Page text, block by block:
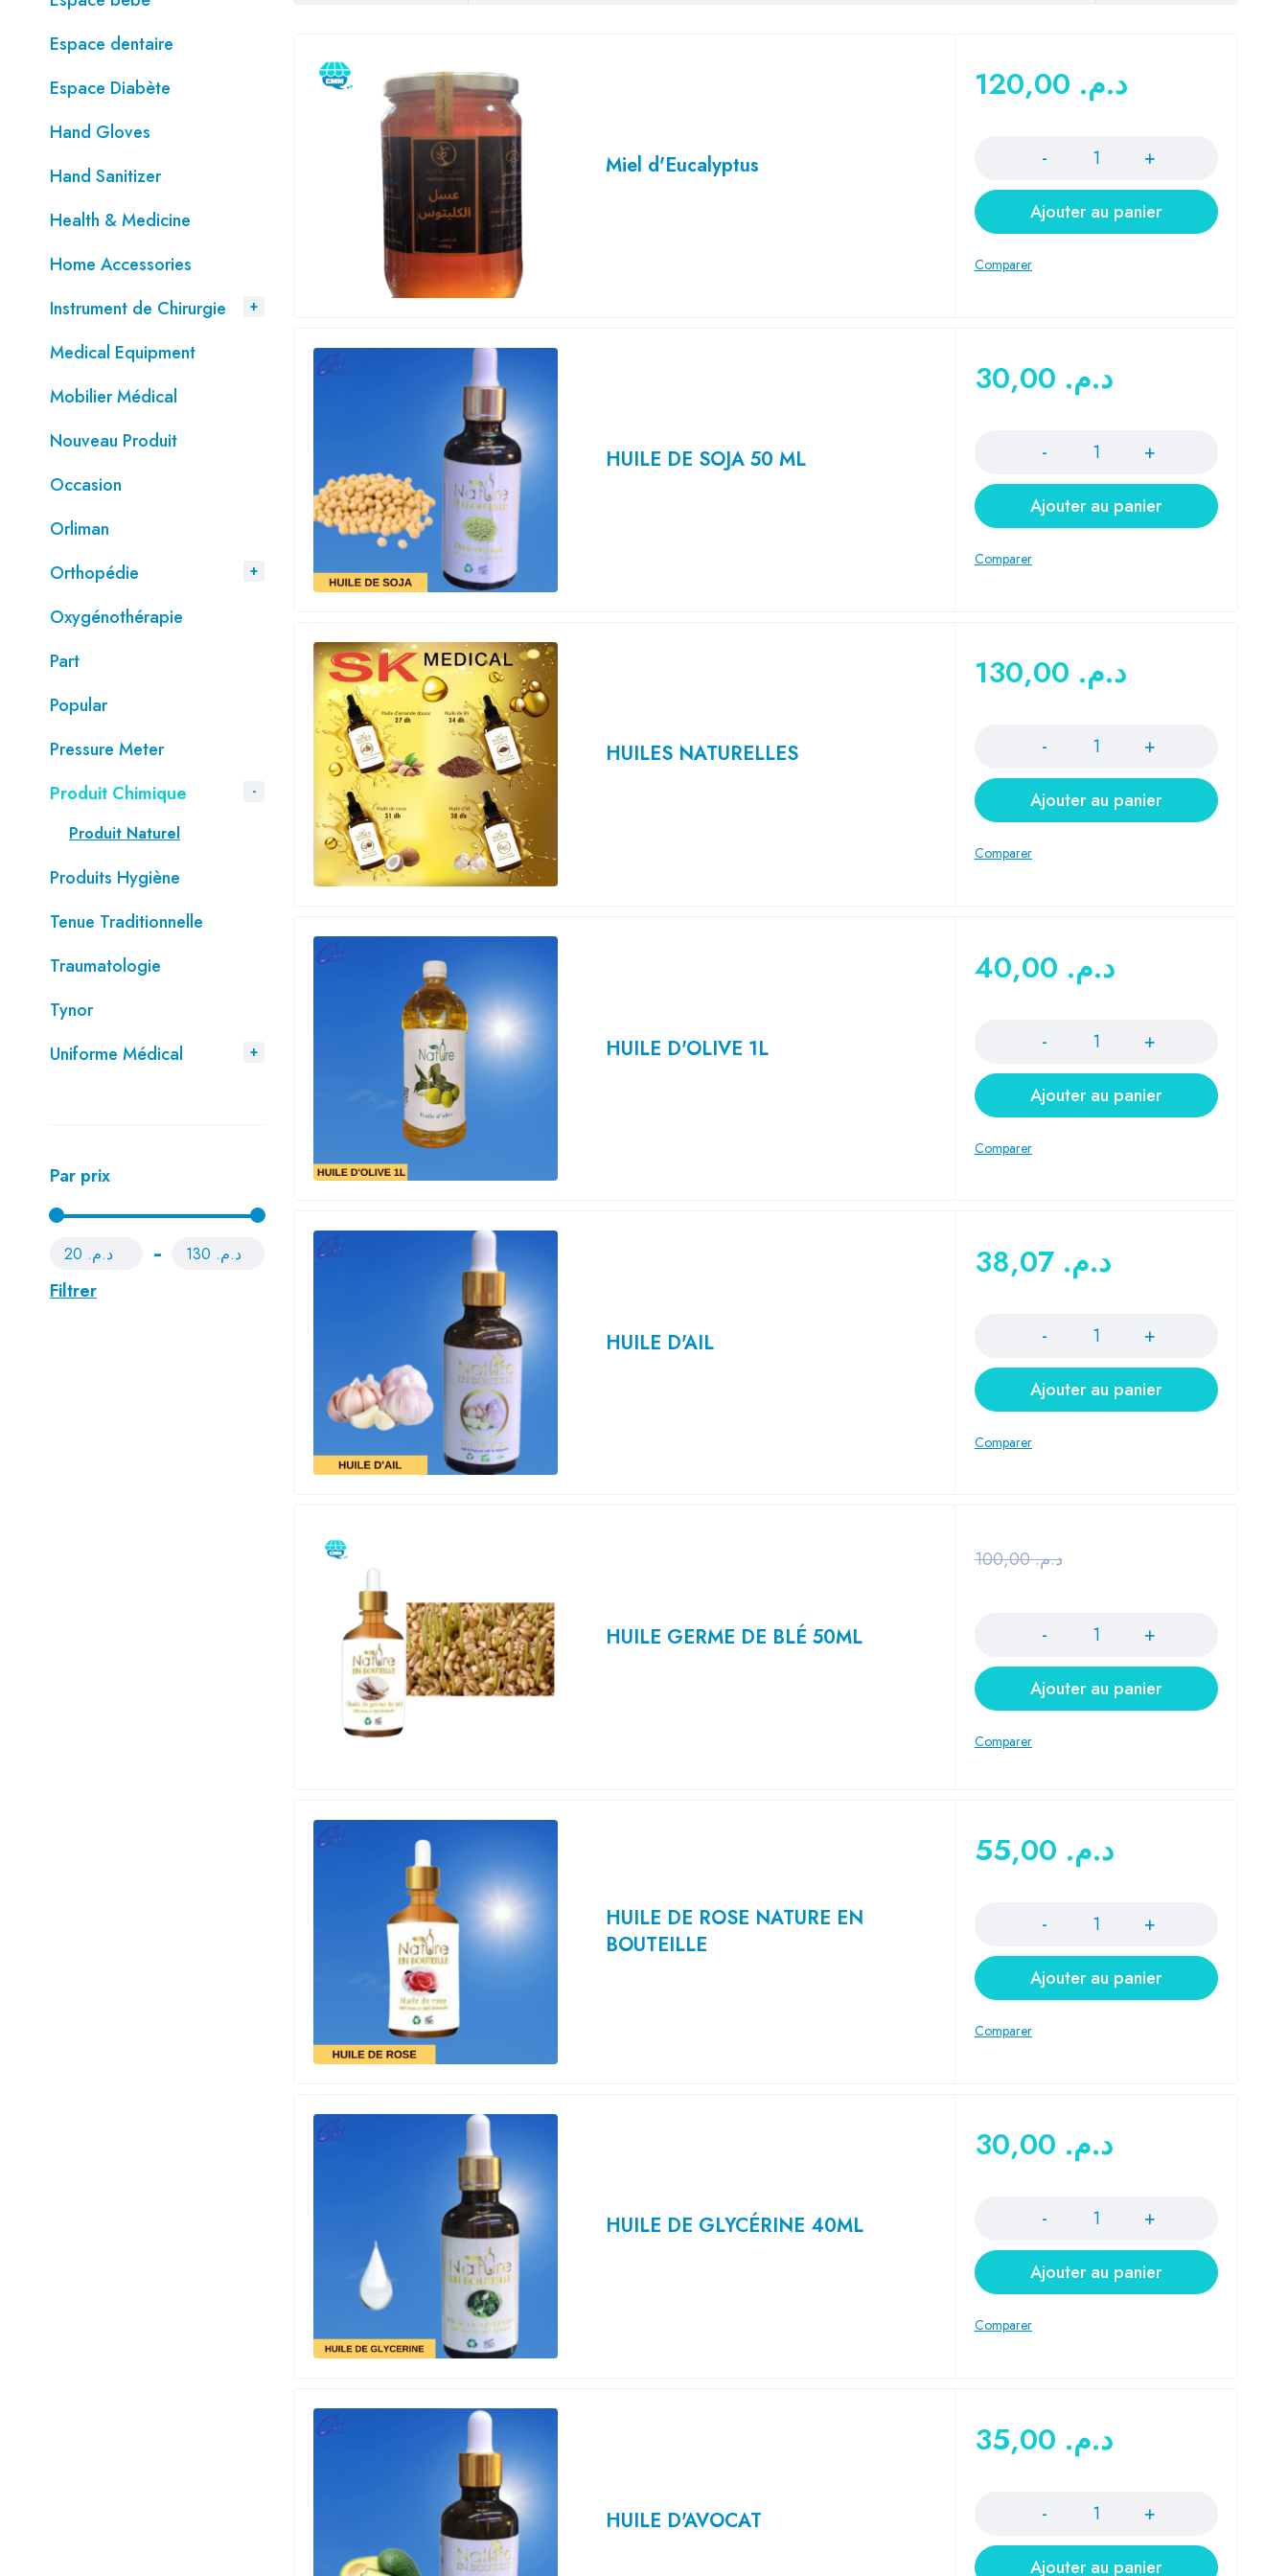
Espace dentaire
Espace Diabète
Hand Gloves
Hand Sanitizer
Health & Medicine
Home Accessories
Instrument de Chirurgie
Medical Equipment
Mobilier Médical
Nouveau Produit
Occasion
Orliman
Orthopédie
Oxygénothérapie
Part
Popular
Pressure Meter
Produit Chimique
Produit Naturel
Produits Hygiène
Tenue Traditionnelle
Traumatologie
Tynor
Uniforme Médical
Par prix
Filtrer
د.م. 20 د.م. 130
Miel d'Eucalyptus
د.م.
Ajouter au panier
HUILE DE SOJA 50 ML
د.م.
Ajouter au panier
HUILES NATURELLES
د.م.
Ajouter au panier
HUILE D'OLIVE 1L
د.م.
Ajouter au panier
HUILE D'AIL
د.م. 38,07
Ajouter au panier
HUILE GERME DE BLÉ 50ML
د.م.100,00
Ajouter au panier
HUILE DE ROSE NATURE EN
BOUTEILLE
د.م.
Ajouter au panier
HUILE DE GLYCÉRINE 40ML
د.م.
Ajouter au panier
HUILE D'AVOCAT
د.م.
Ajouter au panier